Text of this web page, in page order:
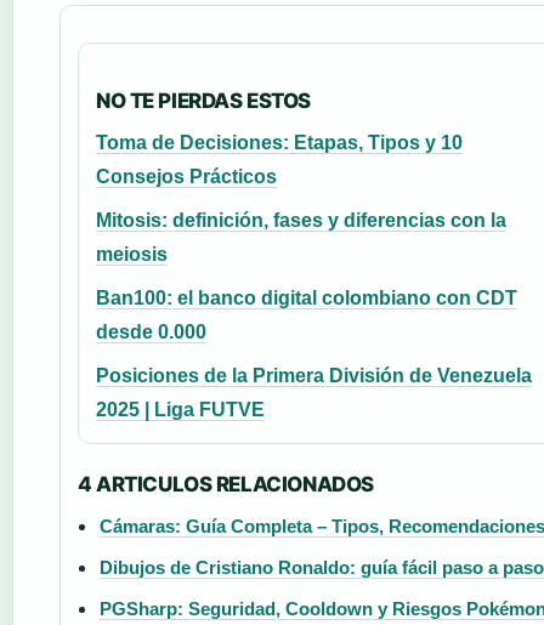
NO TE PIERDAS ESTOS
Toma de Decisiones: Etapas, Tipos y 10
Consejos Prácticos
Mitosis: definición, fases y diferencias con la
meiosis
Ban100: el banco digital colombiano con CDT
desde 0.000
Posiciones de la Primera División de Venezuela
2025 | Liga FUTVE
4 ARTICULOS RELACIONADOS
Cámaras: Guía Completa – Tipos,
Dibujos de Cristiano Ronaldo: guía fácil paso a paso
PGSharp: Seguridad, Cooldown y Riesgos